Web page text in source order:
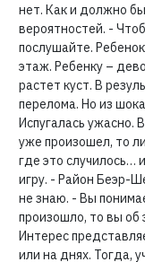
нет. Как и должно
вероятностей. -
послушайте.
этаж. Ребенку –
растет куст. В
перелома. Но из
Испугалась ужасно.
уже произошел, то
где это случилось…
игру. - Район Беэр-
не знаю. - Вы
произошло, то вы об
Интерес
или на днях. Тогда,